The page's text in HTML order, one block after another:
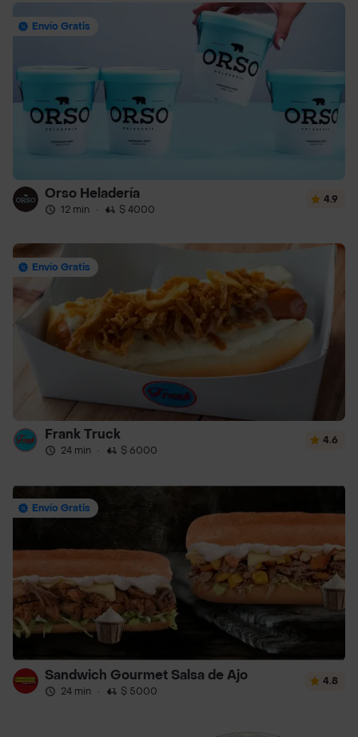
Envío Gratis
Orso Heladería
12 min · $ 4000
4.9
Envío Gratis
Frank Truck
24 min · $ 6000
4.6
Envío Gratis
Sandwich Gourmet Salsa de Ajo
24 min · $ 5000
4.8